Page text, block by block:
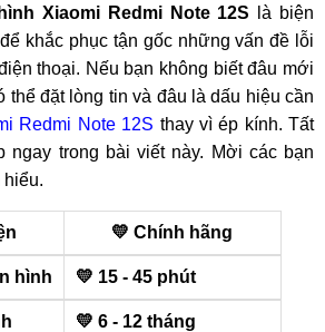
Xiaomi Redmi Note 12S là biện
khắc phục tận gốc những vấn đề lỗi
thoại. Nếu bạn không biết đâu mới
thể đặt lòng tin và đâu là dấu hiệu cần
Redmi Note 12S thay vì ép kính. Tất
ngay trong bài viết này. Mời các bạn
hiểu.
💛 Chính hãng
hình 💛 15 - 45 phút
💛 6 - 12 tháng